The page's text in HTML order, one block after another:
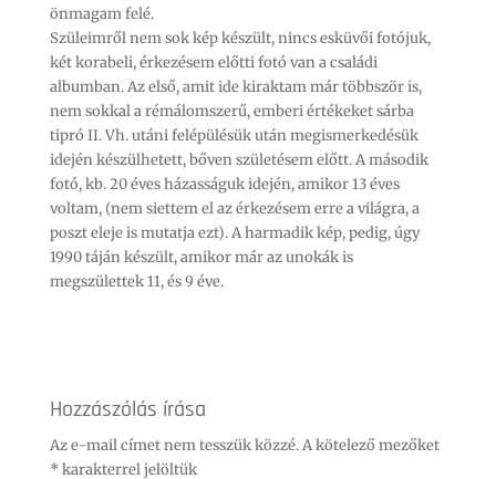
önmagam felé.
Szüleimről nem sok kép készült, nincs esküvői fotójuk,
két korabeli, érkezésem előtti fotó van a családi
albumban. Az első, amit ide kiraktam már többször is,
nem sokkal a rémálomszerű, emberi értékeket sárba
tipró II. Vh. utáni felépülésük után megismerkedésük
idején készülhetett, bőven születésem előtt. A második
fotó, kb. 20 éves házasságuk idején, amikor 13 éves
voltam, (nem siettem el az érkezésem erre a világra, a
poszt eleje is mutatja ezt). A harmadik kép, pedig, úgy
1990 táján készült, amikor már az unokák is
megszülettek 11, és 9 éve.
Hozzászólás írása
Az e-mail címet nem tesszük közzé.A kötelező mezőket
* karakterrel jelöltük